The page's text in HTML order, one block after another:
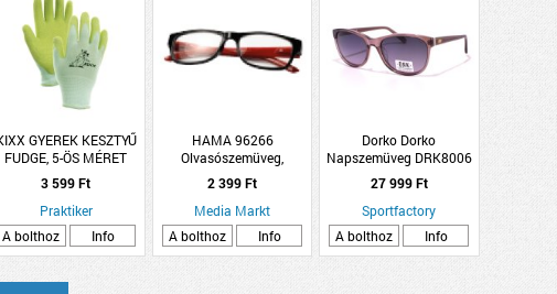
GYEREK KESZTYŰ
FUDGE, 5-ÖS MÉRET
ZÖLD, NYLON, LATEX
TENYÉR
3 599 Ft
Praktiker
A bolthoz
Info
HAMA 96266
Olvasószemüveg,
műanyag, fekete/piros, 1,5
dpt
2 399 Ft
Media Markt
A bolthoz
Info
Dorko Dorko
Napszemüveg DRK8006
C3
27 999 Ft
Sportfactory
A bolthoz
Info